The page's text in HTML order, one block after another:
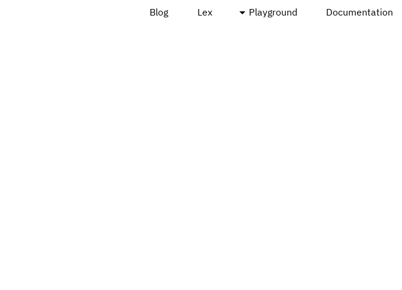
Blog Lex Playground Documentation